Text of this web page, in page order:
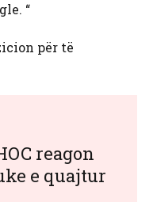
“
për të
reagon
e quajtur